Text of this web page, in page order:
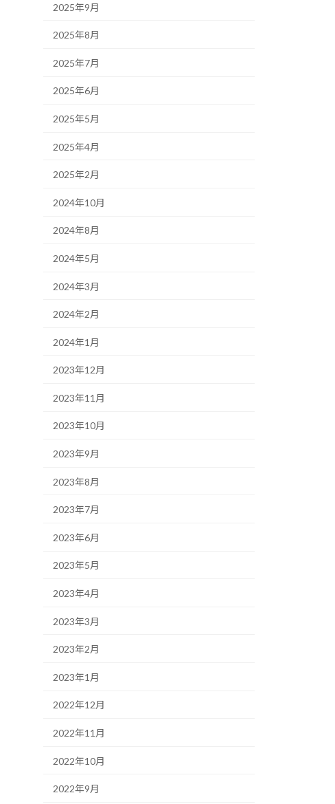
2025年9月
2025年8月
2025年7月
2025年6月
2025年5月
2025年4月
2025年2月
2024年10月
2024年8月
2024年5月
2024年3月
2024年2月
2024年1月
2023年12月
2023年11月
2023年10月
2023年9月
2023年8月
2023年7月
2023年6月
2023年5月
2023年4月
2023年3月
2023年2月
2023年1月
2022年12月
2022年11月
2022年10月
2022年9月